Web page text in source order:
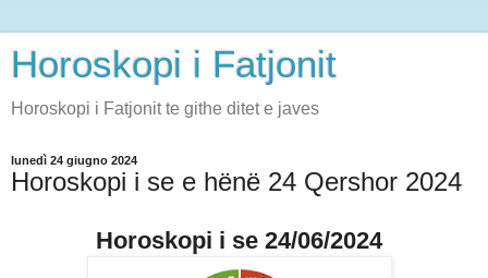
Horoskopi i Fatjonit
Horoskopi i Fatjonit te githe ditet e javes
lunedì 24 giugno 2024
Horoskopi i se e hënë 24 Qershor 2024
Horoskopi i se 24/06/2024